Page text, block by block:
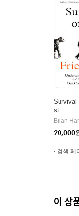
Survival
st
20,000
검색 페
이 상